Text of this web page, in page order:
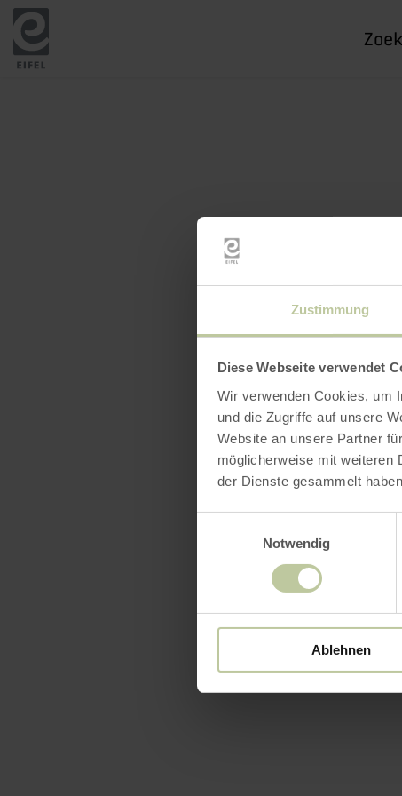
Zustimmung
Diese Webseite verwendet
Wir verwenden Cookies, um
und die Zugriffe auf unsere
Website an unsere Partner
möglicherweise mit weiteren
der Dienste gesammelt
Notwendig
Ablehnen
zoek